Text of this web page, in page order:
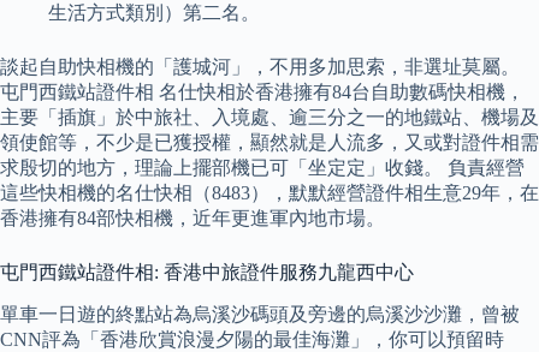
生活方式類別）第二名。
談起自助快相機的「護城河」，不用多加思索，非選址莫屬。
屯門西鐵站證件相 名仕快相於香港擁有84台自助數碼快相機，
主要「插旗」於中旅社、入境處、逾三分之一的地鐵站、機場及
領使館等，不少是已獲授權，顯然就是人流多，又或對證件相需
求殷切的地方，理論上擺部機已可「坐定定」收錢。 負責經營
這些快相機的名仕快相（8483），默默經營證件相生意29年，在
香港擁有84部快相機，近年更進軍內地市場。
屯門西鐵站證件相: 香港中旅證件服務九龍西中心
單車一日遊的終點站為烏溪沙碼頭及旁邊的烏溪沙沙灘，曾被
CNN評為「香港欣賞浪漫夕陽的最佳海灘」，你可以預留時